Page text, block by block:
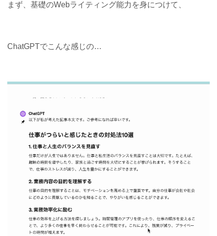
まず、基礎のWebライティング能力を身につけて、
ChatGPTでこんな感じの…